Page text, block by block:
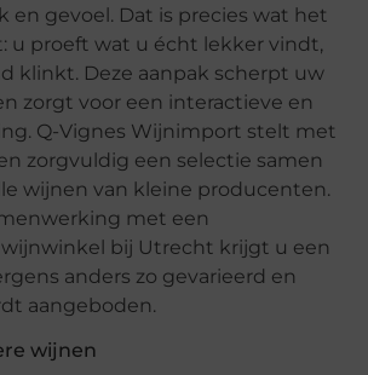
en gevoel. Dat is precies wat het
u proeft wat u écht lekker vindt,
klinkt. Deze aanpak scherpt uw
zorgt voor een interactieve en
Q-Vignes Wijnimport stelt met
zorgvuldig een selectie samen
wijnen van kleine producenten.
met een
bij Utrecht krijgt u een
anders zo gevarieerd en
aangeboden.
wijnen